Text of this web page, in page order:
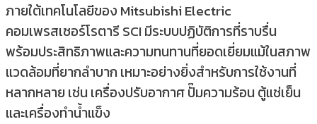
ภายใต้เทคโนโลยีของ Mitsubishi Electric
คอมเพรสเซอร์โรตารี SCI มีระบบปฏิบัติการที่ราบรื่น
พร้อมประสิทธิภาพและความทนทานที่ยอดเยี่ยมแม้ในสภาพ
แวดล้อมที่ยากลำบาก เหมาะอย่างยิ่งสำหรับการใช้งานที่
หลากหลาย เช่น เครื่องปรับอากาศ ปั๊มความร้อน ตู้แช่เย็น
และเครื่องทำน้ำแข็ง